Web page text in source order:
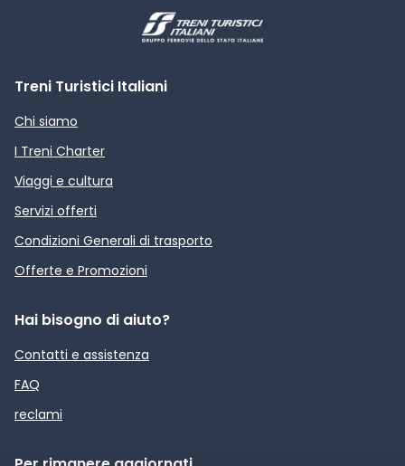
Treni Turistici Italiani
Chi siamo
I Treni Charter
Viaggi e cultura
Servizi offerti
Condizioni Generali di trasporto
Offerte e Promozioni
Hai bisogno di aiuto?
Contatti e assistenza
FAQ
reclami